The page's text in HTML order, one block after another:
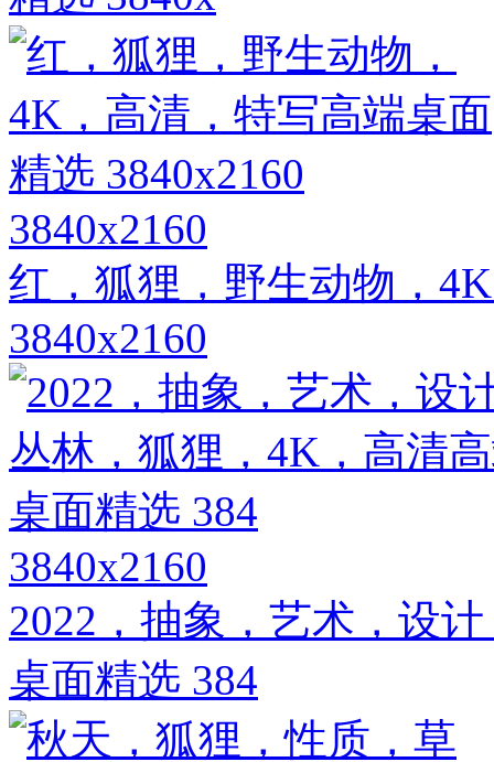
3840x2160
红，狐狸，野生动物，
3840x2160
3840x2160
2022，抽象，艺术，设
桌面精选 384